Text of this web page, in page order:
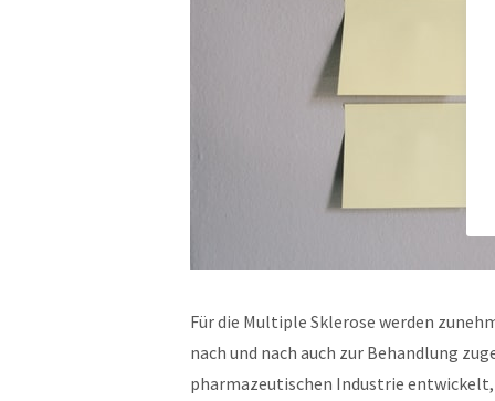
Für die Multiple Sklerose werden
nach und nach auch zur Behandlung
pharmazeutischen Industrie